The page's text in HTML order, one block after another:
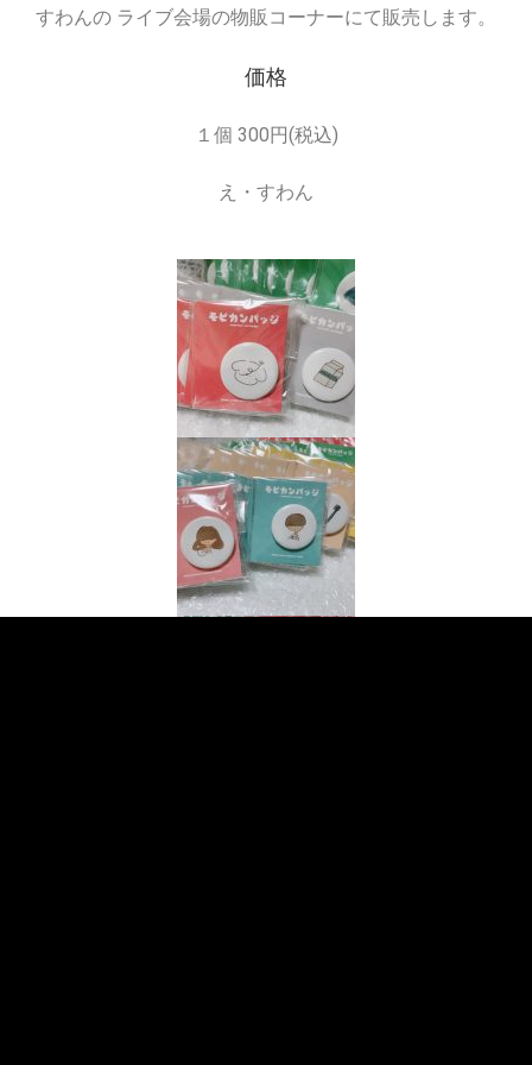
すわんの ライブ会場の物販コーナーにて販売します。
価格
１個 300円(税込)
え・すわん